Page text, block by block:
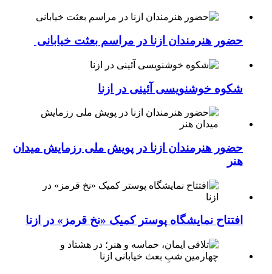
حضور هنرمندان ازنا در مراسم بعثت خیابانی
شکوه خوشنویسی آئینی در ازنا
حضور هنرمندان ازنا در پویش ملی رزمایش میدان
هنر
افتتاح نمایشگاه پوستر کمیک «نخ قرمز» در ازنا